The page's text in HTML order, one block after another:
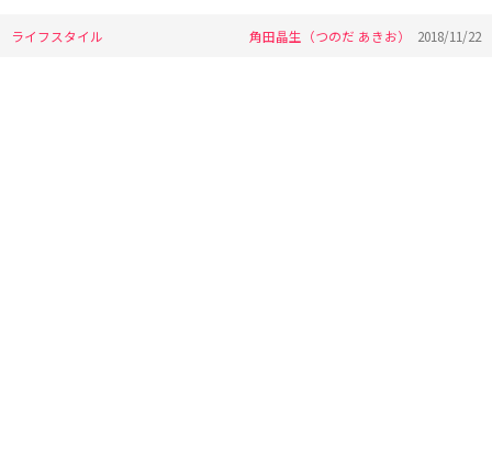
ライフスタイル 角田晶生（つのだ あきお） 2018/11/22